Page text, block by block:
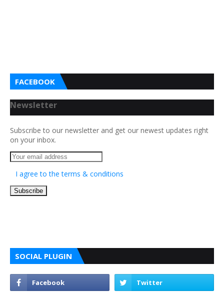
FACEBOOK
Newsletter
Subscribe to our newsletter and get our newest updates right
on your inbox.
I agree to the terms & conditions
SOCIAL PLUGIN